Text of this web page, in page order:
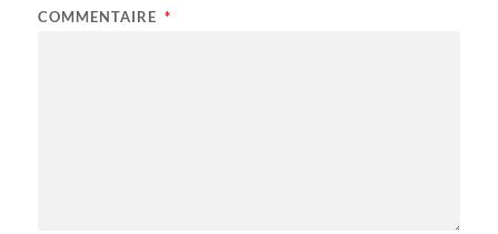
COMMENTAIRE *